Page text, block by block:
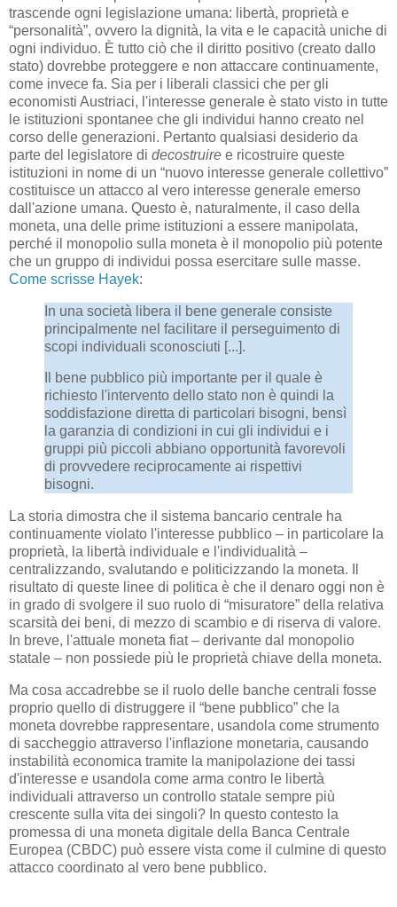
trascende ogni legislazione umana: libertà, proprietà e
“personalità”, ovvero la dignità, la vita e le capacità uniche di
ogni individuo. È tutto ciò che il diritto positivo (creato dallo
stato) dovrebbe proteggere e non attaccare continuamente,
come invece fa. Sia per i liberali classici che per gli
economisti Austriaci, l'interesse generale è stato visto in tutte
le istituzioni spontanee che gli individui hanno creato nel
corso delle generazioni. Pertanto qualsiasi desiderio da
parte del legislatore di decostruire e ricostruire queste
istituzioni in nome di un “nuovo interesse generale collettivo”
costituisce un attacco al vero interesse generale emerso
dall'azione umana. Questo è, naturalmente, il caso della
moneta, una delle prime istituzioni a essere manipolata,
perché il monopolio sulla moneta è il monopolio più potente
che un gruppo di individui possa esercitare sulle masse.
Come scrisse Hayek:
In una società libera il bene generale consiste
principalmente nel facilitare il perseguimento di
scopi individuali sconosciuti [...].
Il bene pubblico più importante per il quale è
richiesto l'intervento dello stato non è quindi la
soddisfazione diretta di particolari bisogni, bensì
la garanzia di condizioni in cui gli individui e i
gruppi più piccoli abbiano opportunità favorevoli
di provvedere reciprocamente ai rispettivi
bisogni.
La storia dimostra che il sistema bancario centrale ha
continuamente violato l'interesse pubblico – in particolare la
proprietà, la libertà individuale e l'individualità –
centralizzando, svalutando e politicizzando la moneta. Il
risultato di queste linee di politica è che il denaro oggi non è
in grado di svolgere il suo ruolo di “misuratore” della relativa
scarsità dei beni, di mezzo di scambio e di riserva di valore.
In breve, l'attuale moneta fiat – derivante dal monopolio
statale – non possiede più le proprietà chiave della moneta.
Ma cosa accadrebbe se il ruolo delle banche centrali fosse
proprio quello di distruggere il “bene pubblico” che la
moneta dovrebbe rappresentare, usandola come strumento
di saccheggio attraverso l'inflazione monetaria, causando
instabilità economica tramite la manipolazione dei tassi
d'interesse e usandola come arma contro le libertà
individuali attraverso un controllo statale sempre più
crescente sulla vita dei singoli? In questo contesto la
promessa di una moneta digitale della Banca Centrale
Europea (CBDC) può essere vista come il culmine di questo
attacco coordinato al vero bene pubblico.